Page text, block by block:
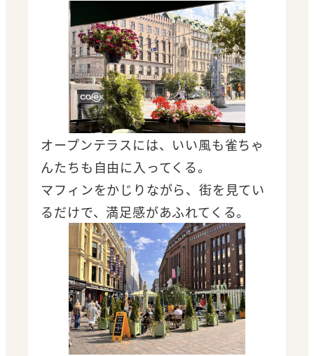
オープンテラスには、いい風も雀ちゃ
んたちも自由に入ってくる。
マフィンをかじりながら、街を見てい
るだけで、満足感があふれてくる。